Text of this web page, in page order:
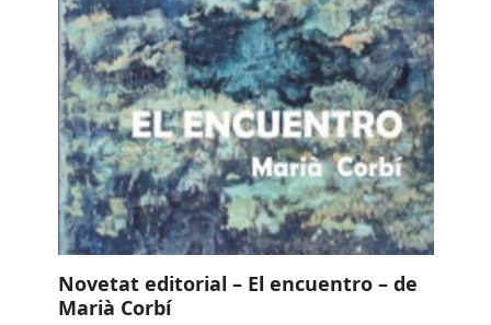
Novetat editorial – El encuentro – de
Marià Corbí